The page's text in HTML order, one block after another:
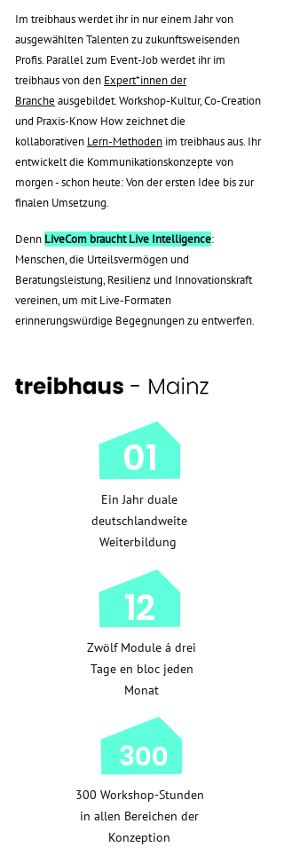
Im treibhaus werdet ihr in nur einem Jahr von
ausgewählten Talenten zu zukunftsweisenden
Profis. Parallel zum Event-Job werdet ihr im
treibhaus von den Expert*innen der
Branche ausgebildet. Workshop-Kultur, Co-Creation
und Praxis-Know How zeichnet die
kollaborativen Lern-Methoden im treibhaus aus. Ihr
entwickelt die Kommunikationskonzepte von
morgen - schon heute: Von der ersten Idee bis zur
finalen Umsetzung.
Denn LiveCom braucht Live Intelligence:
Menschen, die Urteilsvermögen und
Beratungsleistung, Resilienz und Innovationskraft
vereinen, um mit Live-Formaten
erinnerungswürdige Begegnungen zu entwerfen.
01
Ein Jahr duale
deutschlandweite
Weiterbildung
12
Zwölf Module á drei
Tage en bloc jeden
Monat
300
300 Workshop-Stunden
in allen Bereichen der
Konzeption